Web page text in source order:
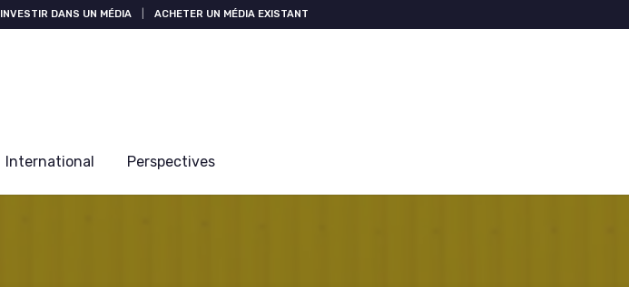
INVESTIR DANS UN MÉDIA ACHETER UN MÉDIA EXISTANT
International Perspectives